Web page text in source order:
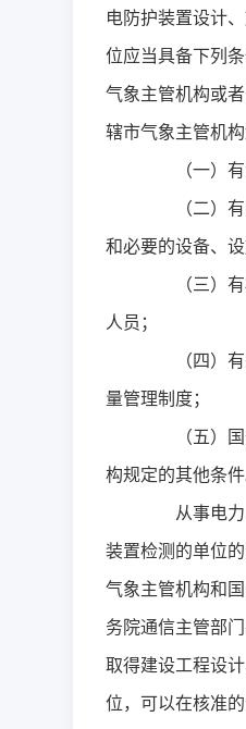
电防护装置设计
位应当具备下列
气象主管机构或
辖市气象主管机构
（一）有
（二）有
和必要的设备、设
（三）有
人员；
（四）有
量管理制度；
（五）国
构规定的其他条件
从事电力
装置检测的单位
气象主管机构和
务院通信主管部
取得建设工程设
位，可以在核准